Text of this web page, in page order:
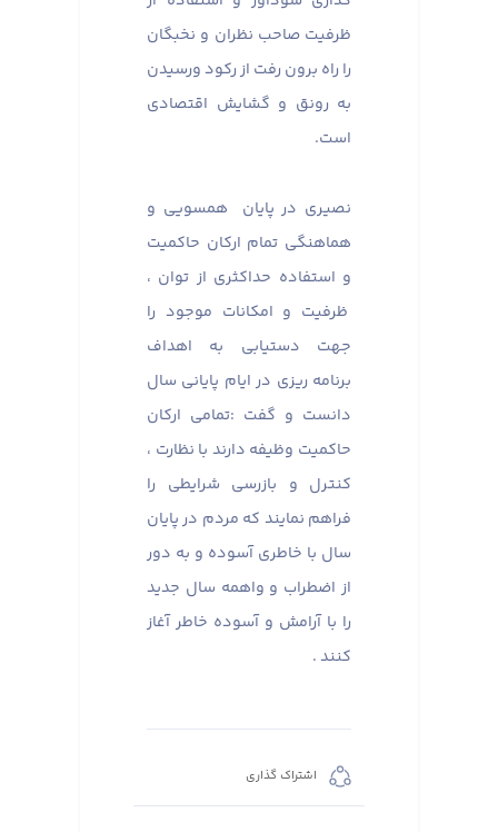
ظرفیت صاحب نظران و نخبگان
را راه برون رفت از رکود ورسیدن
به رونق و گشایش اقتصادی
است.
نصیری در پایان همسویی و
هماهنگی تمام ارکان حاکمیت
و استفاده حداکثری از توان ،
ظرفیت و امکانات موجود را
جهت دستیابی به اهداف
برنامه ریزی در ایام پایانی سال
دانست و گفت :تمامی ارکان
حاکمیت وظیفه دارند با نظارت ،
کنترل و بازرسی شرایطی را
فراهم نمایند که مردم در پایان
سال با خاطری آسوده و به دور
از اضطراب و واهمه سال جدید
را با آرامش و آسوده خاطر آغاز
کنند .
اشتراک گذاری